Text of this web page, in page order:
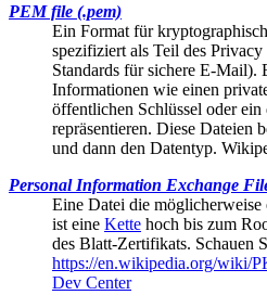
PEM file (.pem)
Ein Format für
spezifiziert als Teil des
Standards für sichere E-
Informationen wie einen
öffentlichen Schlüssel oder
repräsentieren. Diese Dateien
und dann den Datentyp.
Personal Information Exchange
Eine Datei die möglicherweise
ist eine Kette hoch bis zum
des Blatt-Zertifikats. Schauen
https://en.wikipedia.org/wiki/
Dev Center